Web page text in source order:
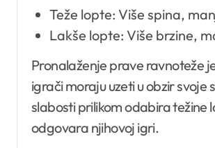
Teže lopte: Više spina,
Lakše lopte: Više brzine,
Pronalaženje prave ravnoteže
igrači moraju uzeti u obzir svoje
slabosti prilikom odabira težine
odgovara njihovoj igri.